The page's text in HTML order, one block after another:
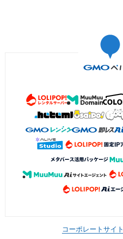
コーポレートサイト